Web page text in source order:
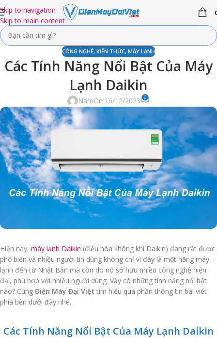
Skip to navigation
Skip to main content
CÔNG NGHỆ, KIẾN THỨC, MÁY LẠNH
Các Tính Năng Nổi Bật Của Máy
Lạnh Daikin
NamOn 16/12/2023 0
Hiện nay, máy lạnh Daikin (điều hòa không khí Daikin) đang rất được
phổ biến và nhiều người tin dùng không chỉ vì đây là một hãng máy
lạnh đến từ Nhật Bản mà còn do nó sở hữu nhiều công nghệ hiện
đại, phù hợp với nhiều người dùng. Vậy có những tính năng nổi bật
nào? Cùng Điện Máy Đại Việt tìm hiểu qua phần thông tin bài viết
phía bên dưới đây nhé.
Các Tính Năng Nổi Bật Của Máy Lạnh Daikin